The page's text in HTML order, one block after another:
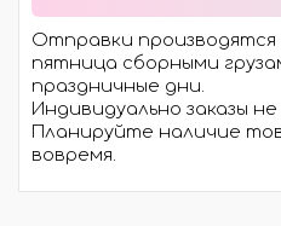
Отправки
пятница сборными
праздничные дни.
Индивидуально заказы
Планируйте наличие
вовремя.